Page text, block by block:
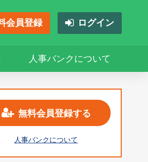
会員登録 ログイン
人事バンクについて
無料会員登録する
人事バンクについて